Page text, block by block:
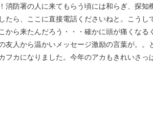
消防署の人に来てもらう頃には和らぎ、探知
たら、ここに直接電話くださいねと。こうし
から来たんだろう・・・確かに頭が痛くなる
友人から温かいメッセージ激励の言葉が。。
フカになりました。今年のアカもきれいさっ